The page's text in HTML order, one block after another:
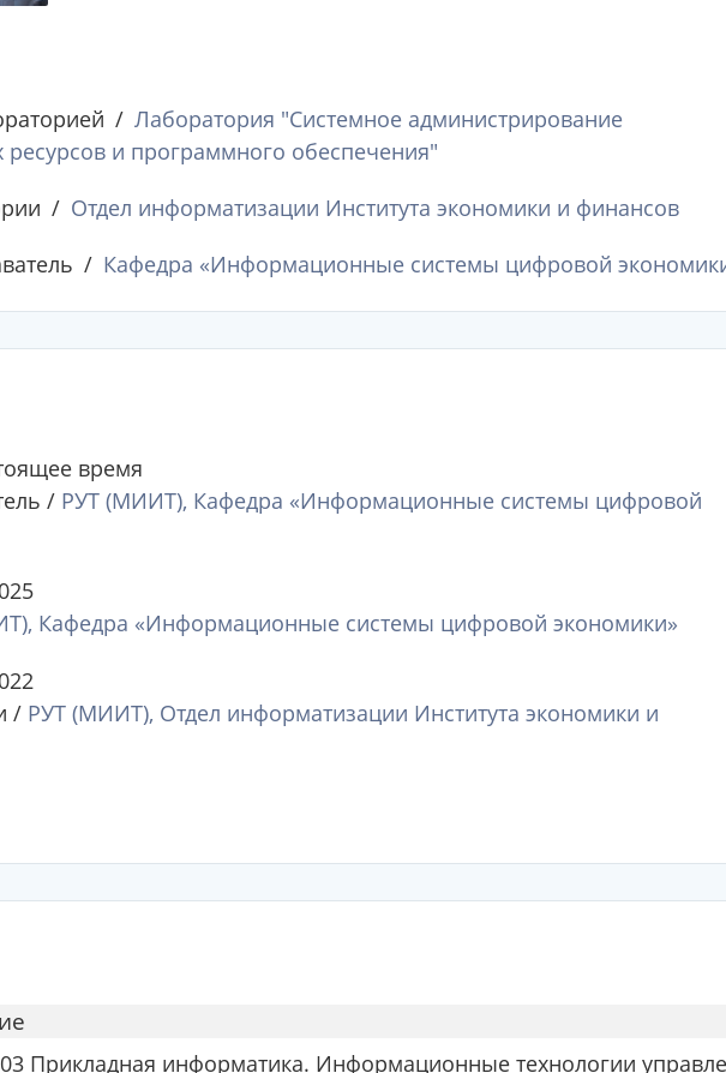
Лаборатория "Системное администрирование
и программного обеспечения"
Отдел информатизации Института экономики и финансов
Кафедра «Информационные системы цифровой
время
/ РУТ (МИИТ), Кафедра «Информационные системы цифровой
Кафедра «Информационные системы цифровой экономики»
/ РУТ (МИИТ), Отдел информатизации Института экономики и
Прикладная информатика. Информационные технологии